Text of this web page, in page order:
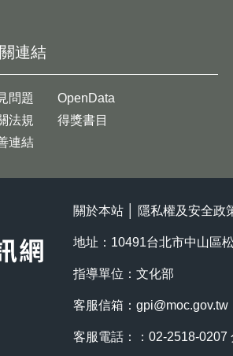
連結
問題
法規
連結
OpenData
得獎書目
關於本站 隱私權及安全政
地址：10491台北市中山區
指導單位：文化部
客服信箱： gpi@moc.gov.tw
客服電話：：02-2518-0207